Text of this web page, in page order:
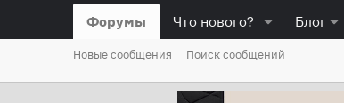
Форумы Что нового? Блог
Новые сообщения Поиск сообщений